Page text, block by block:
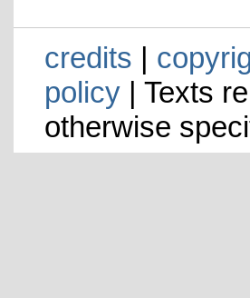
credits |
policy| Texts
otherwise